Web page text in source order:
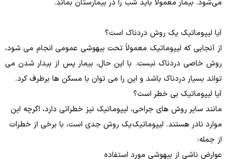
می‌شود. بیمار معمولاً باید شب را در بیمارستان بماند.
آیا لیپوماتیک یک روش دردناک است؟
از آنجایی که لیپوماتیک معمولاً تحت بیهوشی عمومی انجام می شود،
روش خاصی دردناک نیست. با این حال، بیمار پس از بیدار شدن می
تواند بسیار دردناک باشد و این را می توان با مسکن ها برطرف کرد.
آیا لیپوماتیک بی خطر است؟
مانند سایر روش های جراحی، لیپوماتیک نیز خطراتی دارد، اگرچه این
موارد نادر هستند. لیپوماتیکیک روش جدی است، با برخی از خطرات
از جمله:
عوارض ناشی از بیهوشی مورد استفاده